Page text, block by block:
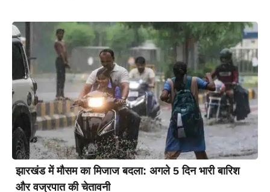
झारखंड में मौसम का मिजाज बदला: अगले 5 दिन भारी बारिश
और वज्रपात की चेतावनी